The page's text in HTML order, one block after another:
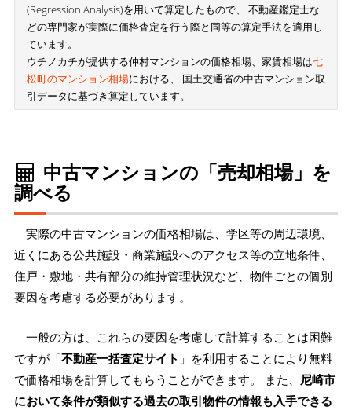
(Regression Analysis)を用いて算定したもので、 不動産鑑定士な
どの専門家が実際に価格査定を行う際と同等の算定手法を適用し
ています。
ウチノカチが提供する仲村マンションの価格相場、家賃相場は七
松町のマンション相場における、 国土交通省の中古マンション取
引データに基づき算定しています。
中古マンションの「売却相場」を
調べる
実際の中古マンションの価格相場は、学区等の周辺環境、
近くにある公共施設・商業施設へのアクセス等の立地条件、
住戸・敷地・共有部分の維持管理状況など、物件ごとの個別
要因を考慮する必要があります。
一般の方は、これらの要因を考慮して計算することは困難
ですが「不動産一括査定サイト 」を利用することにより無料
で価格相場を計算してもらうことができます。 また、 尼崎市
において条件が類似する過去の取引物件の情報も入手できる